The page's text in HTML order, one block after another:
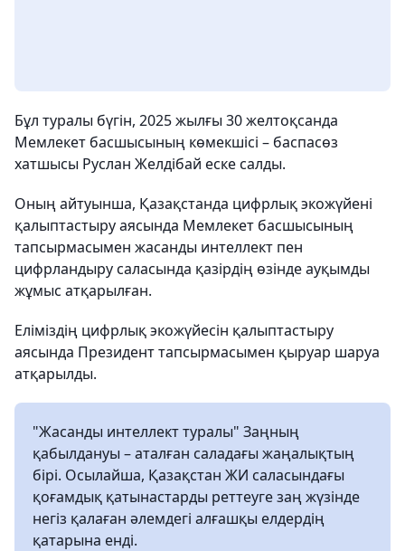
Бұл туралы бүгін, 2025 жылғы 30 желтоқсанда
Мемлекет басшысының көмекшісі – баспасөз
хатшысы Руслан Желдібай еске салды.
Оның айтуынша, Қазақстанда цифрлық экожүйені
қалыптастыру аясында Мемлекет басшысының
тапсырмасымен жасанды интеллект пен
цифрландыру саласында қазірдің өзінде ауқымды
жұмыс атқарылған.
Еліміздің цифрлық экожүйесін қалыптастыру
аясында Президент тапсырмасымен қыруар шаруа
атқарылды.
"Жасанды интеллект туралы" Заңның
қабылдануы – аталған саладағы жаңалықтың
бірі. Осылайша, Қазақстан ЖИ саласындағы
қоғамдық қатынастарды реттеуге заң жүзінде
негіз қалаған әлемдегі алғашқы елдердің
қатарына енді.